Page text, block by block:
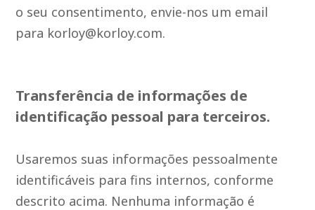
o seu consentimento, envie-nos um email
para korloy@korloy.com.
Transferência de informações de
identificação pessoal para terceiros.
Usaremos suas informações pessoalmente
identificáveis para fins internos, conforme
descrito acima. Nenhuma informação é